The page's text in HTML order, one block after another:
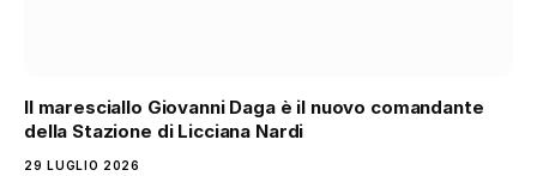
Il maresciallo Giovanni Daga è il nuovo comandante
della Stazione di Licciana Nardi
29 LUGLIO 2026